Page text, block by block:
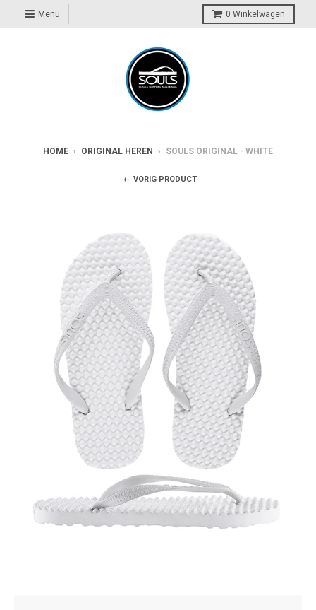
Menu 0 Winkelwagen
HOME › ORIGINAL HEREN › SOULS ORIGINAL - WHITE
← VORIG PRODUCT